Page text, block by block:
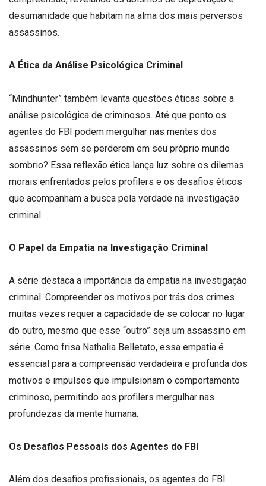
desumanidade que habitam na alma dos mais perversos
assassinos.
A Ética da Análise Psicológica Criminal
“Mindhunter” também levanta questões éticas sobre a
análise psicológica de criminosos. Até que ponto os
agentes do FBI podem mergulhar nas mentes dos
assassinos sem se perderem em seu próprio mundo
sombrio? Essa reflexão ética lança luz sobre os dilemas
morais enfrentados pelos profilers e os desafios éticos
que acompanham a busca pela verdade na investigação
criminal.
O Papel da Empatia na Investigação Criminal
A série destaca a importância da empatia na investigação
criminal. Compreender os motivos por trás dos crimes
muitas vezes requer a capacidade de se colocar no lugar
do outro, mesmo que esse “outro” seja um assassino em
série. Como frisa Nathalia Belletato, essa empatia é
essencial para a compreensão verdadeira e profunda dos
motivos e impulsos que impulsionam o comportamento
criminoso, permitindo aos profilers mergulhar nas
profundezas da mente humana.
Os Desafios Pessoais dos Agentes do FBI
Além dos desafios profissionais, os agentes do FBI